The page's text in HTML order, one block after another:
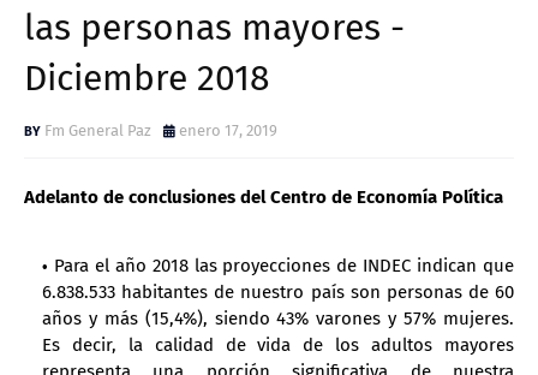
las personas mayores -
Diciembre 2018
Fm General Paz enero 17, 2019
Adelanto de conclusiones del Centro de Economía Política
Para el año 2018 las proyecciones de INDEC indican que
6.838.533 habitantes de nuestro país son personas de 60
años y más (15,4%), siendo 43% varones y 57% mujeres.
Es decir, la calidad de vida de los adultos mayores